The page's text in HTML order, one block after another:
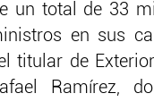
un total de 33
en sus
titular de
Ramírez,